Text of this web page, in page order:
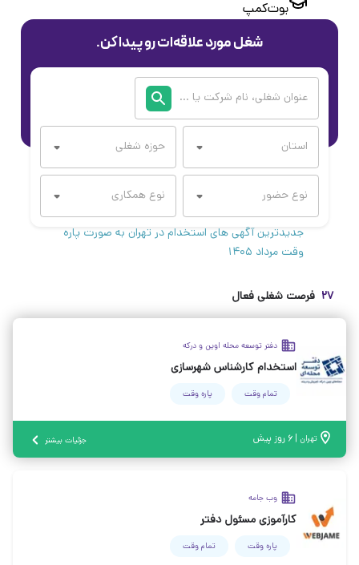
بوت‌کمپ
شغل مورد علاقه‌ات رو پیدا کن.
جدیدترین آگهی های استخدام در تهران به صورت پاره
وقت مرداد ۱۴۰۵
۲۷ فرصت شغلی فعال
دفتر توسعه محله اوین و درکه
استخدام کارشناس شهرسازی
تمام وقت پاره وقت
تهران | ۶ روز پیش جزئیات بیشتر
وب جامه
کارآموزی مسئول دفتر
پاره وقت تمام وقت